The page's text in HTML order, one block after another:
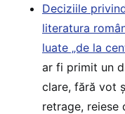
Deciziile
literatura
luate „de la
ar fi primit un
clare, fără vot
retrage, reiese